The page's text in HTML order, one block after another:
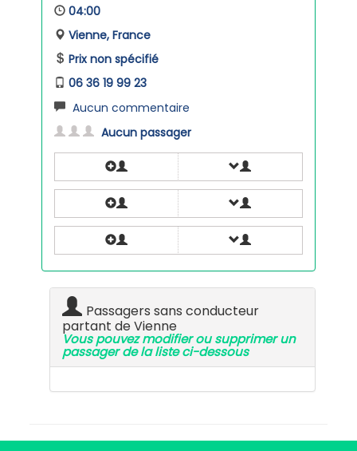
04:00
Vienne, France
Prix non spécifié
06 36 19 99 23
Aucun commentaire
Aucun passager
Passagers sans conducteur
partant de Vienne
Vous pouvez modifier ou supprimer un
passager de la liste ci-dessous